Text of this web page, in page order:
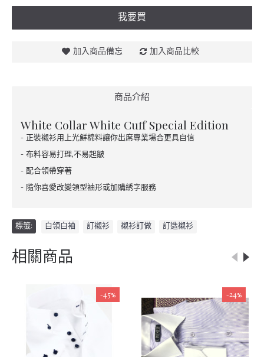
我要買
加入商品備忘 加入商品比較
商品介紹
White Collar White Cuff Special Edition
- 正裝襯衫用上光鮮棉料讓你出席專業場合更具自信
- 布料容易打理,不易起皺
- 配合領帶穿著
- 隨你喜愛改變領型袖形或加購綉字服務
標籤: 白領白袖 訂襯衫 襯衫訂做 訂造襯衫
相關商品
-45% -24%